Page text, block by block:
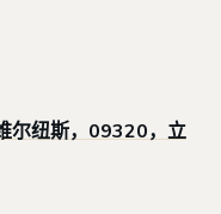
尔纽斯，09320，立